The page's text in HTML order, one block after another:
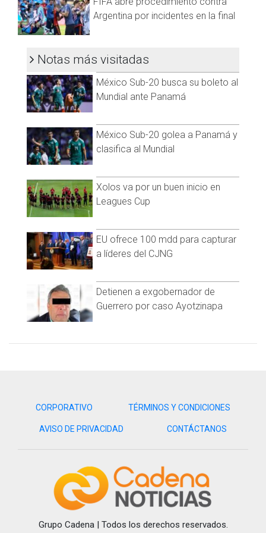
Pérez en el Gran Premio de Hungría en 2021. Eso sí, debes
ser bien consciente que los participantes deben tener 16 o
más, en caso que seas menor de 18 años deberás ser
correrán por tu cuenta.
Argentina por incidentes en la final
Notas más visitadas
México Sub-20 busca su boleto al
Mundial ante Panamá
México Sub-20 golea a Panamá y
clasifica al Mundial
Xolos va por un buen inicio en
Leagues Cup
EU ofrece 100 mdd para capturar
a líderes del CJNG
Detienen a exgobernador de
Guerrero por caso Ayotzinapa
CORPORATIVO TÉRMINOS Y CONDICIONES
AVISO DE PRIVACIDAD CONTÁCTANOS
Grupo Cadena | Todos los derechos reservados.